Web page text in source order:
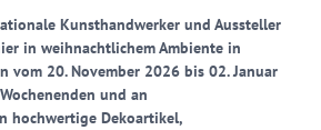
Kunsthandwerker und Aussteller
in weihnachtlichem Ambiente in
vom 20. November 2026 bis 02. Januar
und an
hochwertige Dekoartikel,